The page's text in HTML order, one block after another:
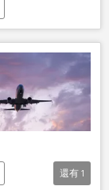
還有 1